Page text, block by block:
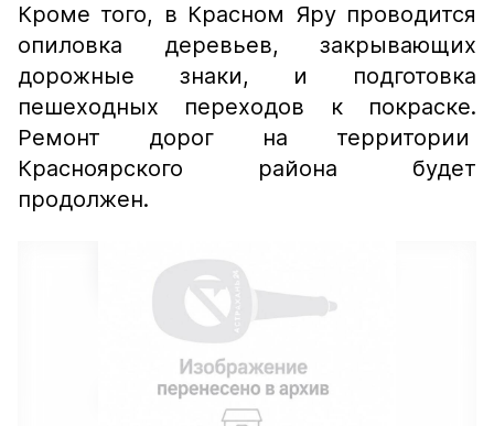
Кроме того, в Красном Яру проводится
опиловка деревьев, закрывающих
дорожные знаки, и подготовка
пешеходных переходов к покраске.
Ремонт дорог на территории
Красноярского района будет
продолжен.